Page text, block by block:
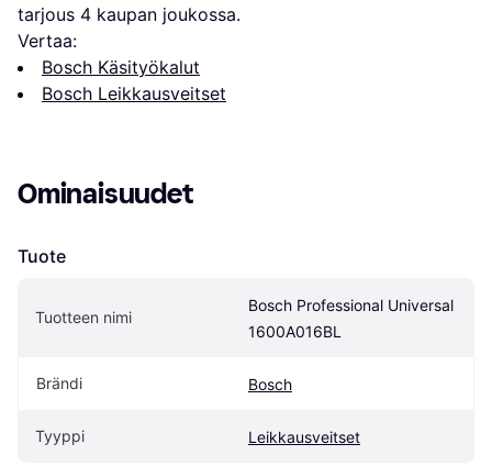
tarjous 4 kaupan joukossa.
Vertaa:
Bosch Käsityökalut
Bosch Leikkausveitset
Ominaisuudet
Tuote
Tuotteen nimi
Bosch Professional Universal
1600A016BL
Brändi Bosch
Tyyppi Leikkausveitset